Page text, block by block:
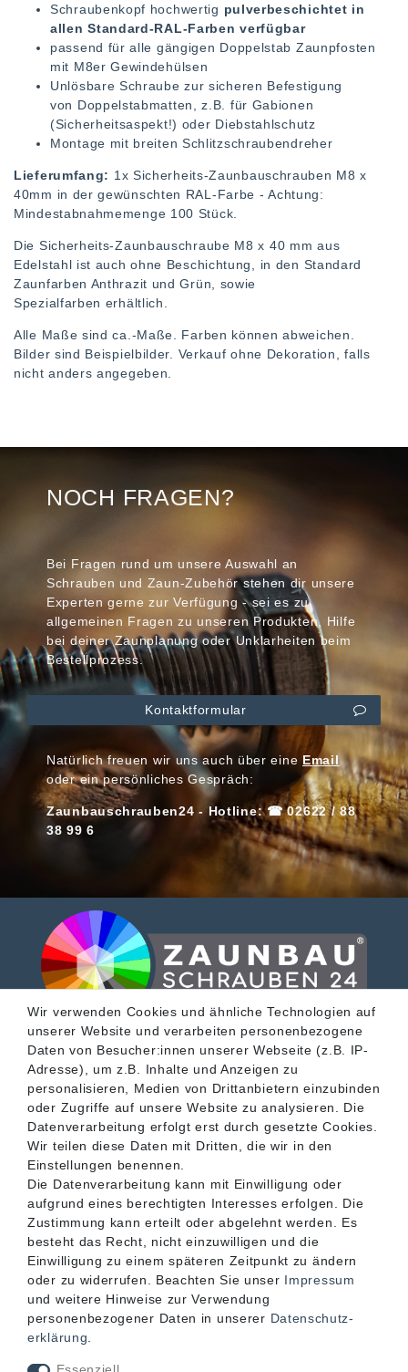
Schraubenkopf hochwertig pulverbeschichtet in
allen Standard-RAL-Farben verfügbar
passend für alle gängigen Doppelstab Zaunpfosten
mit M8er Gewindehülsen
Unlösbare Schraube zur sicheren Befestigung
von Doppelstabmatten, z.B. für Gabionen
(Sicherheitsaspekt!) oder Diebstahlschutz
Montage mit breiten Schlitzschraubendreher
Lieferumfang: 1x Sicherheits-Zaunbauschrauben M8 x
40mm in der gewünschten RAL-Farbe - Achtung:
Mindestabnahmemenge 100 Stück.
Die Sicherheits-Zaunbauschraube M8 x 40 mm aus
Edelstahl ist auch ohne Beschichtung, in den Standard
Zaunfarben Anthrazit und Grün, sowie
Spezialfarben erhältlich.
Alle Maße sind ca.-Maße. Farben können abweichen.
Bilder sind Beispielbilder. Verkauf ohne Dekoration, falls
nicht anders angegeben.
NOCH FRAGEN?
Bei Fragen rund um unsere Auswahl an
Schrauben und Zaun-Zubehör stehen dir unsere
Experten gerne zur Verfügung - sei es zu
allgemeinen Fragen zu unseren Produkten, Hilfe
bei deiner Zaunplanung oder Unklarheiten beim
Bestellprozess.
Kontaktformular
Natürlich freuen wir uns auch über eineEmail
oder ein persönliches Gespräch:
Zaunbauschrauben24 - Hotline: ☎ 02622 / 88
38 99 6
SERVICE
INFORMATIONEN
KONTAKT
Wir verwenden Cookies und ähnliche Technologien auf
unserer Website und verarbeiten personenbezogene
Daten von Besucher:innen unserer Webseite (z.B. IP-
Adresse), um z.B. Inhalte und Anzeigen zu
personalisieren, Medien von Drittanbietern einzubinden
oder Zugriffe auf unsere Website zu analysieren. Die
Datenverarbeitung erfolgt erst durch gesetzte Cookies.
Wir teilen diese Daten mit Dritten, die wir in den
Einstellungen benennen.
Die Datenverarbeitung kann mit Einwilligung oder
aufgrund eines berechtigten Interesses erfolgen. Die
Zustimmung kann erteilt oder abgelehnt werden. Es
besteht das Recht, nicht einzuwilligen und die
Einwilligung zu einem späteren Zeitpunkt zu ändern
oder zu widerrufen. Beachten Sie unser Impressum
und weitere Hinweise zur Verwendung
personenbezogener Daten in unserer Daten­schutz­
erklärung